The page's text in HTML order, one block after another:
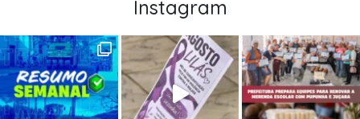
Instagram